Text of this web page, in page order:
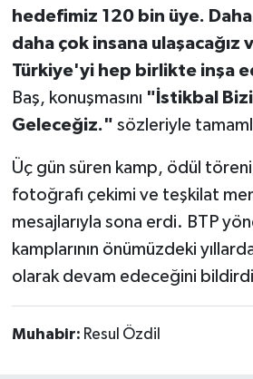
hedefimiz 120 bin üye. Daha
daha çok insana ulaşacağız
Türkiye'yi hep birlikte inşa
Baş, konuşmasını "İstikbal
Geleceğiz." sözleriyle
Üç gün süren kamp, ödül
fotoğrafı çekimi ve teşkilat
mesajlarıyla sona erdi. BTP
kamplarının önümüzdeki
olarak devam edeceğini
Muhabir: Resul Özdil